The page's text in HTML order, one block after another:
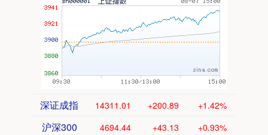
深证成指 14311.01 +200.89 +1.42%
沪深300 4694.44 +43.13 +0.93%